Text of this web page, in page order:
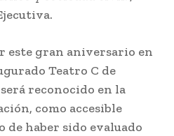
este gran aniversario en
Teatro C de
reconocido en la
como accesible
haber sido evaluado